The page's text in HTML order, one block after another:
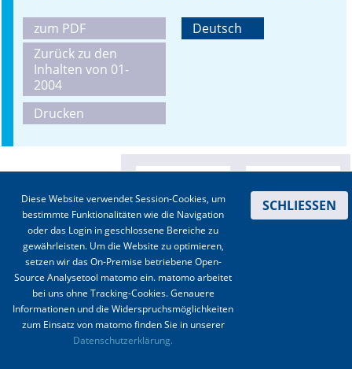
Online First
A&I English
Mediadaten
Autoren-Service
Stellenmarkt
Kongresskalender
zum PDF
Zurück zu den
Inhalten von 01-
2004
Drucken
Deutsch
Impressum Datenschutz
Diese Website verwendet Session-Cookies, um
bestimmte Funktionalitäten wie die Navigation
oder das Login in geschlossene Bereiche zu
gewährleisten. Um die Website zu optimieren,
setzen wir das On-Premise betriebene Open-
Source Analysetool matomo ein. matomo arbeitet
bei uns ohne Tracking-Cookies. Genauere
Informationen und die Widerspruchsmöglichkeiten
zum Einsatz von matomo finden Sie in unserer
Datenschutzerklärung.
SCHLIESSEN